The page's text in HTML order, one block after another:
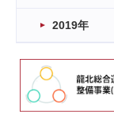
2019年